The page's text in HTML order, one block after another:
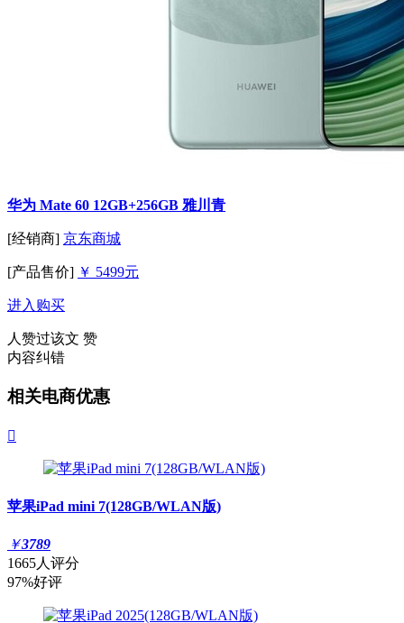
华为 Mate 60 12GB+256GB 雅川青
[经销商] 京东商城
[产品售价] ￥ 5499元
进入购买
人赞过该文 赞
内容纠错
相关电商优惠

苹果iPad mini 7(128GB/WLAN版)
￥3789
1665人评分
97%好评